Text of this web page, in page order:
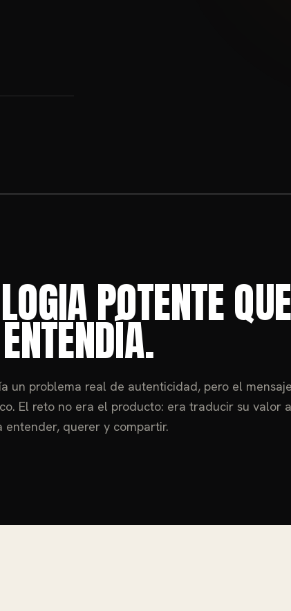
POTENTE QUE
un problema real de autenticidad, pero el
El reto no era el producto: era traducir su valor
entender, querer y compartir.